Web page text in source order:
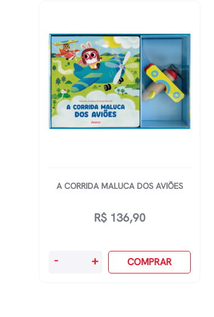
A CORRIDA MALUCA DOS AVIÕES
R$136,90
- + COMPRAR